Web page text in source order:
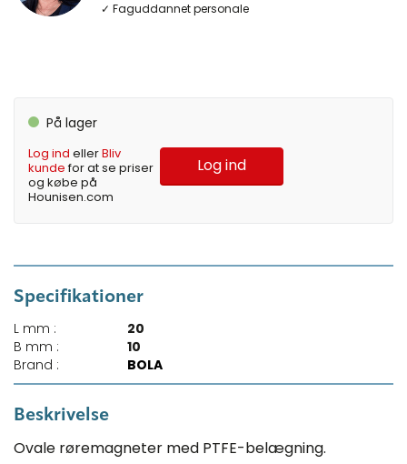
✓ Faguddannet personale
På lager
Log ind ellerBliv
kundefor at se priser
og købe på
Hounisen.com
Log ind
Specifikationer
L mm :
20
B mm :
10
Brand :
BOLA
Beskrivelse
Ovale røremagneter med PTFE-belægning.